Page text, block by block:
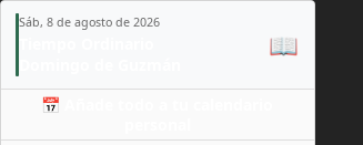
Sáb, 8 de agosto de 2026
📖
📅 Añade todo a tu calendario